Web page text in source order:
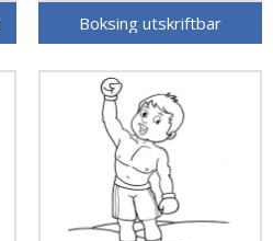
Boksing utskriftbar